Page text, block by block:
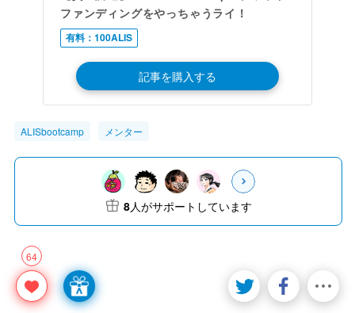
ファンディングをやっちゃうライ！
有料：100ALIS
記事を購入する
ALISbootcamp メンター
64
8人がサポートしています